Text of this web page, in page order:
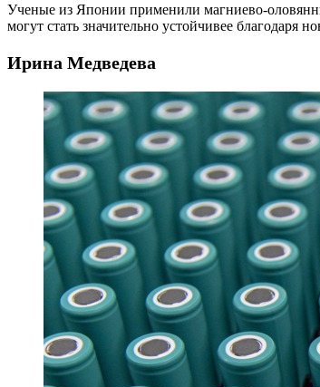
Ученые из Японии применили магниево-
могут стать значительно устойчивее благодаря
Ирина Медведева